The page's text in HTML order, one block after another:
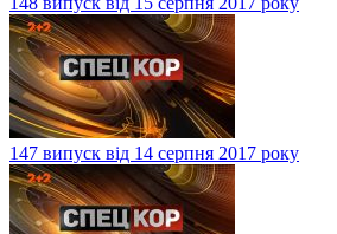
147 випуск від 14 серпня 2017 року